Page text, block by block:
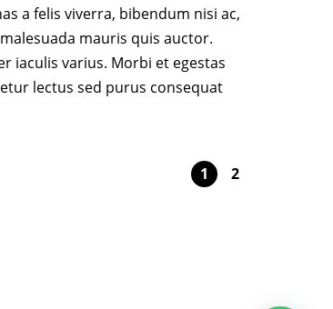
a felis viverra, bibendum nisi ac,
mauris quis auctor.
iaculis varius. Morbi et egestas
lectus sed purus consequat
1 2